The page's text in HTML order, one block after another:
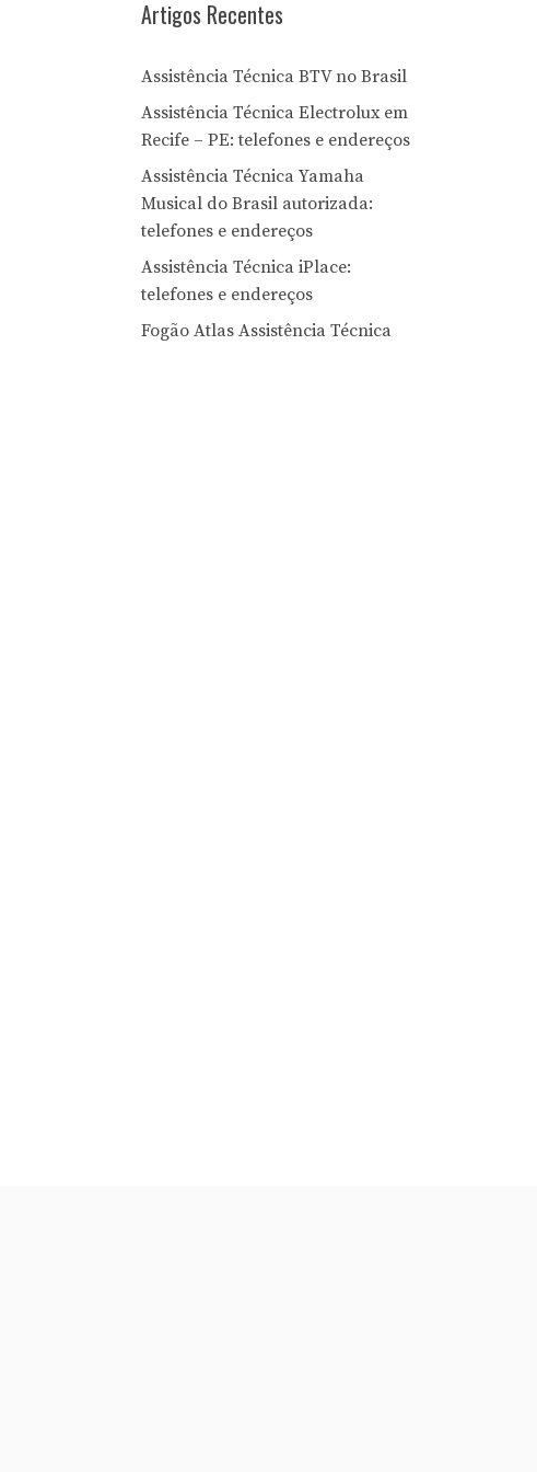
Artigos Recentes
Assistência Técnica BTV no Brasil
Assistência Técnica Electrolux em
Recife – PE: telefones e endereços
Assistência Técnica Yamaha
Musical do Brasil autorizada:
telefones e endereços
Assistência Técnica iPlace:
telefones e endereços
Fogão Atlas Assistência Técnica